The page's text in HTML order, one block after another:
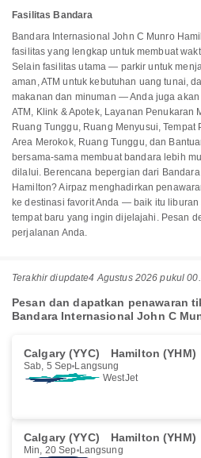
Fasilitas Bandara
Bandara Internasional John C Munro
fasilitas yang lengkap untuk membuat
Selain fasilitas utama — parkir untuk
aman, ATM untuk kebutuhan uang tunai,
makanan dan minuman — Anda juga
ATM, Klink & Apotek, Layanan Penukaran
Ruang Tunggu, Ruang Menyusui, Tempat
Area Merokok, Ruang Tunggu, dan
bersama-sama membuat bandara lebih
dilalui. Berencana bepergian dari
Hamilton? Airpaz menghadirkan
ke destinasi favorit Anda — baik itu
tempat baru yang ingin dijelajahi. Pesan
perjalanan Anda.
Terakhir diupdate4 Agustus 2026 pukul
Pesan dan dapatkan penawaran
Bandara Internasional John C
Calgary (YYC) Hamilton (YHM)
Sab, 5 Sep Langsung
WestJet
Calgary (YYC) Hamilton (YHM)
Min, 20 Sep Langsung